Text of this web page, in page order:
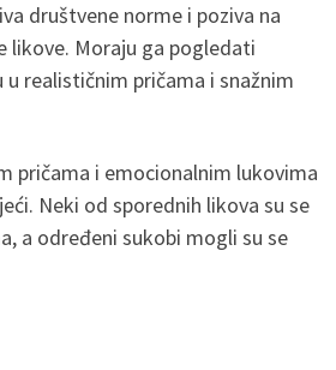
društvene norme i poziva na
likove. Moraju ga pogledati
realističnim pričama i snažnim
pričama i emocionalnim lukovima
Neki od sporednih likova su se
a određeni sukobi mogli su se